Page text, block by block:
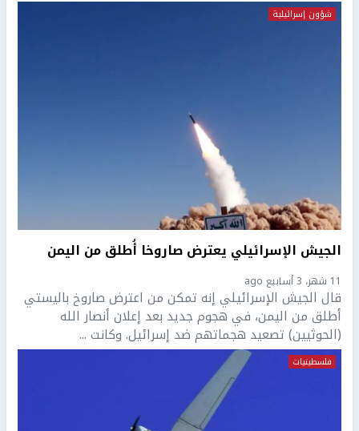
شؤون إسرائيلية
الجيش الإسرائيلي يعترض صاروخا أُطلق من اليمن
11 شهر، 3 أسابيع ago
قال الجيش الإسرائيلي إنه تمكن من اعترض صاروخ باليستي
أطلق من اليمن، في هجوم جديد بعد إعلان أنصار الله
(الحوثيين) تصعيد هجماتهم ضد إسرائيل. وكانت ...
فلسطينيات